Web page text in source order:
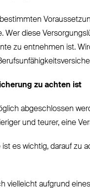
diese
zu entnehmen ist.
zu achten ist
abgeschlossen
und teurer, eine
es wichtig, darauf zu
vielleicht aufgrund